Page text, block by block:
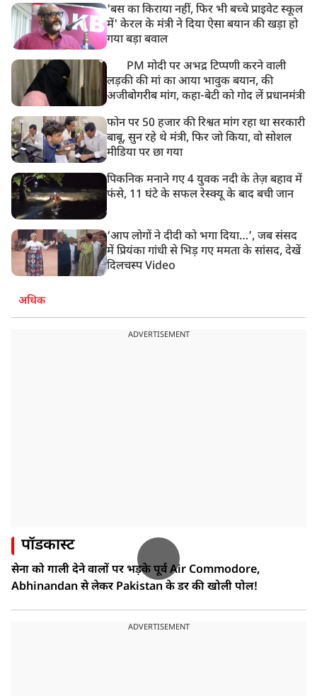
'बस का किराया नहीं, फिर भी बच्चे प्राइवेट स्कूल
में' केरल के मंत्री ने दिया ऐसा बयान की खड़ा हो
गया बड़ा बवाल
PM मोदी पर अभद्र टिप्पणी करने वाली
लड़की की मां का आया भावुक बयान, की
अजीबोगरीब मांग, कहा-बेटी को गोद लें प्रधानमंत्री
फोन पर 50 हजार की रिश्वत मांग रहा था सरकारी
बाबू, सुन रहे थे मंत्री, फिर जो किया, वो सोशल
मीडिया पर छा गया
पिकनिक मनाने गए 4 युवक नदी के तेज़ बहाव में
फंसे, 11 घंटे के सफल रेस्क्यू के बाद बची जान
‘आप लोगों ने दीदी को भगा दिया…’, जब संसद
में प्रियंका गांधी से भिड़ गए ममता के सांसद, देखें
दिलचस्प Video
अधिक
ADVERTISEMENT
पॉडकास्ट
सेना को गाली देने वालों पर भड़के पूर्व Air Commodore,
Abhinandan से लेकर Pakistan के डर की खोली पोल!
ADVERTISEMENT